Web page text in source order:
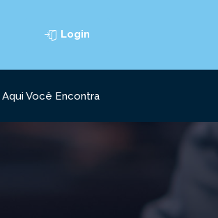
Login
Aqui Você Encontra